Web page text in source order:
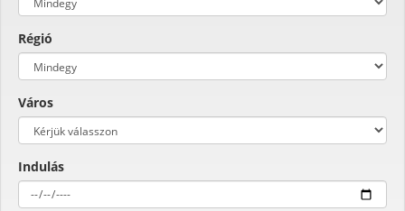
Régió
Város
Indulás